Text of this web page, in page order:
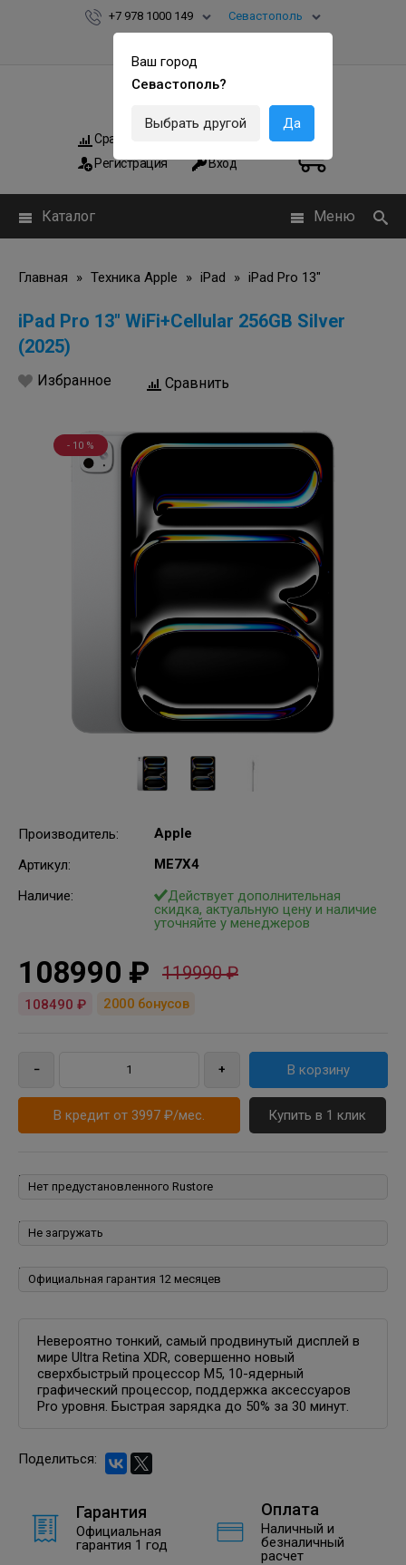
Ваш город
Севастополь?
Выбрать другой Да
+7 978 1000 149 Севастополь
Сравнить
Регистрация
Мои заказы
Вход
0
Каталог Меню
Главная » Техника Apple » iPad » iPad Pro 13"
iPad Pro 13" WiFi+Cellular 256GB Silver
(2025)
Избранное Сравнить
- 10 %
Производитель:
Apple
Артикул:
ME7X4
Наличие:
Действует дополнительная
скидка, актуальную цену и наличие
уточняйте у менеджеров
108990 ₽ 119990 ₽
2000 бонусов
108490 ₽
В кредит от 3997 ₽/мес. Купить в 1 клик
Rustore:
Пакеты программ для iPhone, iPad, iPod, iOS:
Гарантия:
Невероятно тонкий, самый продвинутый дисплей в
мире Ultra Retina XDR, совершенно новый
сверхбыстрый процессор M5, 10-ядерный
графический процессор, поддержка аксессуаров
Pro уровня. Быстрая зарядка до 50% за 30 минут.
Поделиться:
Гарантия
Официальная
гарантия 1 год
Оплата
Наличный и
безналичный
расчет